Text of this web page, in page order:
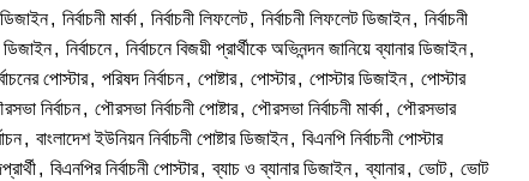
ডিজাইন, নির্বাচনী মার্কা, নির্বাচনী লিফলেট, নির্বাচনী লিফলেট ডিজাইন, নির্বাচনী
ডিজাইন, নির্বাচনে, নির্বাচনে বিজয়ী প্রার্থীকে অভিনন্দন জানিয়ে ব্যানার ডিজাইন,
পোস্টার, পরিষদ নির্বাচন, পোষ্টার, পোস্টার, পোস্টার ডিজাইন, পোস্টার
নির্বাচন, পৌরসভা নির্বাচনী পোষ্টার, পৌরসভা নির্বাচনী মার্কা, পৌরসভার
, বাংলাদেশ ইউনিয়ন নির্বাচনী পোষ্টার ডিজাইন, বিএনপি নির্বাচনী পোস্টার
, বিএনপির নির্বাচনী পোস্টার, ব্যাচ ও ব্যানার ডিজাইন, ব্যানার, ভোট, ভোট